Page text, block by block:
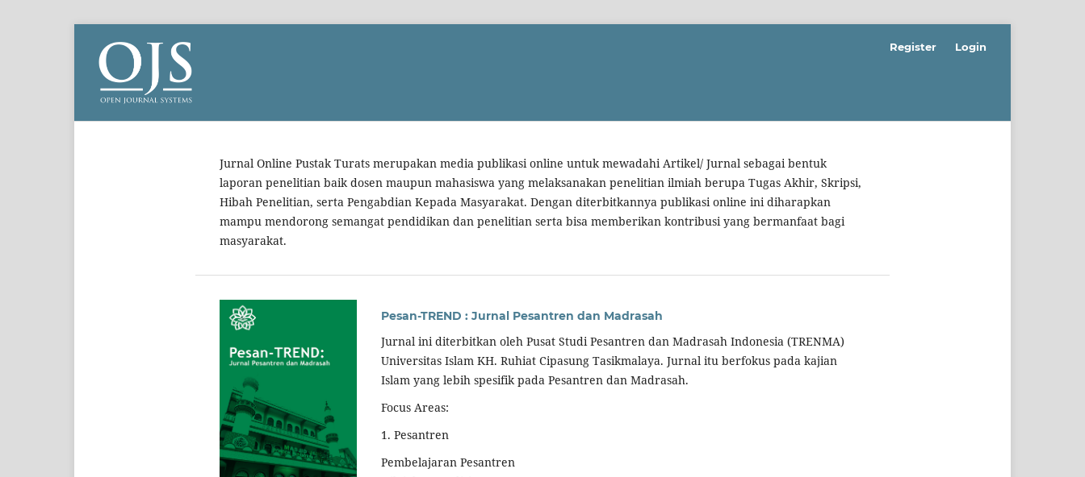
Register Login
Jurnal Online Pustak Turats merupakan media publikasi online untuk mewadahi Artikel/ Jurnal sebagai bentuk
laporan penelitian baik dosen maupun mahasiswa yang melaksanakan penelitian ilmiah berupa Tugas Akhir, Skripsi,
Hibah Penelitian, serta Pengabdian Kepada Masyarakat. Dengan diterbitkannya publikasi online ini diharapkan
mampu mendorong semangat pendidikan dan penelitian serta bisa memberikan kontribusi yang bermanfaat bagi
masyarakat.
Pesan-TREND : Jurnal Pesantren dan Madrasah
Jurnal ini diterbitkan oleh Pusat Studi Pesantren dan Madrasah Indonesia (TRENMA)
Universitas Islam KH. Ruhiat Cipasung Tasikmalaya. Jurnal itu berfokus pada kajian
Islam yang lebih spesifik pada Pesantren dan Madrasah.
Focus Areas:
1. Pesantren
Pembelajaran Pesantren